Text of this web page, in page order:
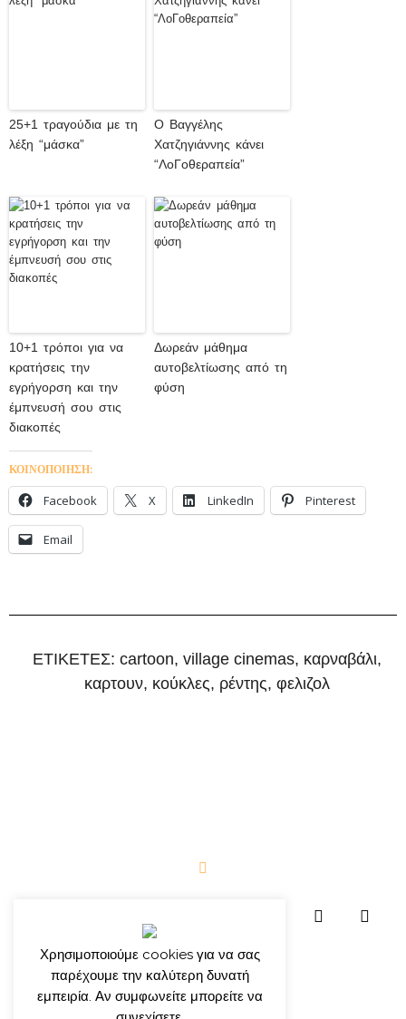
25+1 τραγούδια με τη
λέξη “μάσκα”
Ο Βαγγέλης
Χατζηγιάννης κάνει
“ΛοΓοθεραπεία”
10+1 τρόποι για να
κρατήσεις την
εγρήγορση και την
έμπνευσή σου στις
διακοπές
Δωρεάν μάθημα
αυτοβελτίωσης από τη
φύση
ΚΟΙΝΟΠΟΙΗΣΗ:
Facebook X LinkedIn Pinterest
Email
ΕΤΙΚΕΤΕΣ: cartoon, village cinemas, καρναβάλι,
καρτουν, κούκλες, ρέντης, φελιζολ
Χρησιμοποιούμε cookies για να σας
παρέχουμε την καλύτερη δυνατή
εμπειρία. Αν συμφωνείτε μπορείτε να